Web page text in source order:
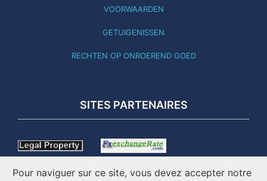
VOORWAARDEN
GETUIGENISSEN
RECHTEN OP ONROEREND GOED
SITES PARTENAIRES
Pour naviguer sur ce site, vous devez accepter notre